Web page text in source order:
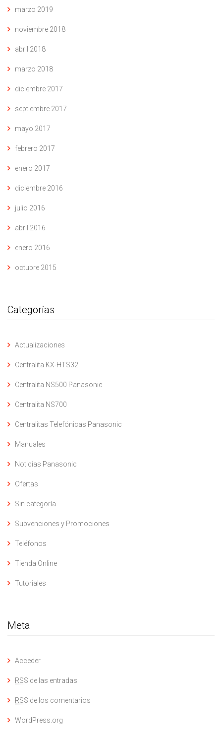
marzo 2019
noviembre 2018
abril 2018
marzo 2018
diciembre 2017
septiembre 2017
mayo 2017
febrero 2017
enero 2017
diciembre 2016
julio 2016
abril 2016
enero 2016
octubre 2015
Categorías
Actualizaciones
Centralita KX-HTS32
Centralita NS500 Panasonic
Centralita NS700
Centralitas Telefónicas Panasonic
Manuales
Noticias Panasonic
Ofertas
Sin categoría
Subvenciones y Promociones
Teléfonos
Tienda Online
Tutoriales
Meta
Acceder
RSS de las entradas
RSS de los comentarios
WordPress.org